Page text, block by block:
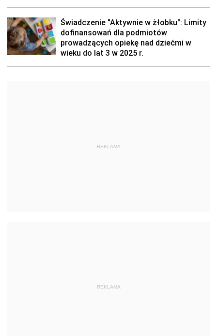
Świadczenie "Aktywnie w żłobku": Limity
dofinansowań dla podmiotów
prowadzących opiekę nad dziećmi w
wieku do lat 3 w 2025 r.
REKLAMA
REKLAMA